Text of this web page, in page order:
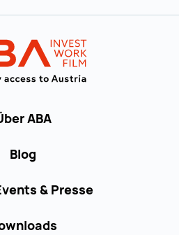
ABA
Blog
& Presse